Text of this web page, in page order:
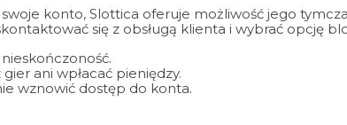
konto, Slottica oferuje możliwość jego
się z obsługą klienta i wybrać opcję
ani wpłacać pieniędzy.
wznowić dostęp do konta.